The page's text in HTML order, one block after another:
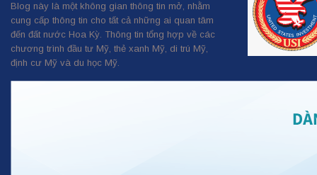
Blog này là một không gian thông tin mở, nhằm
cung cấp thông tin cho tất cả những ai quan tâm
đến đất nước Hoa Kỳ. Thông tin tổng hợp về các
chương trình đầu tư Mỹ, thẻ xanh Mỹ, di trú Mỹ,
định cư Mỹ và du học Mỹ.